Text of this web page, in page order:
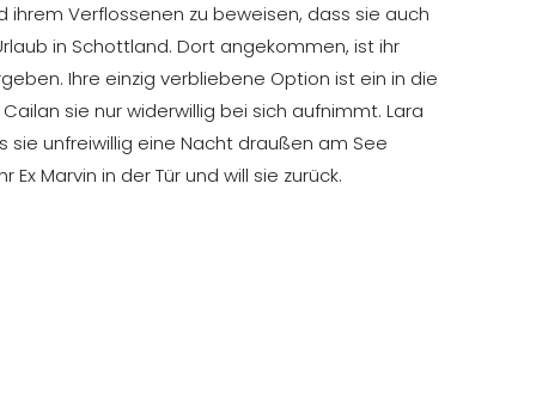
Verflossenen zu beweisen, dass sie auch
in Schottland. Dort angekommen, ist ihr
Ihre einzig verbliebene Option ist ein in die
sie nur widerwillig bei sich aufnimmt. Lara
sie unfreiwillig eine Nacht draußen am See
Marvin in der Tür und will sie zurück.